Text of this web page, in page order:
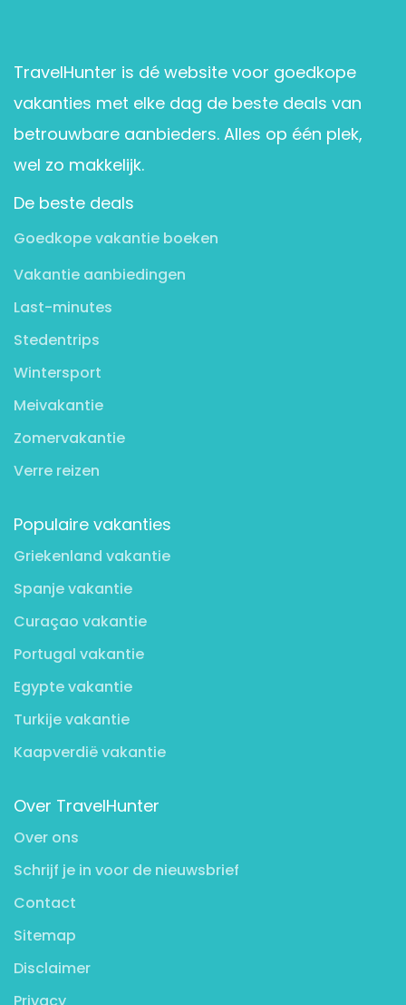
TravelHunter is dé website voor goedkope
vakanties met elke dag de beste deals van
betrouwbare aanbieders. Alles op één plek,
wel zo makkelijk.
De beste deals
Goedkope vakantie boeken
Vakantie aanbiedingen
Last-minutes
Stedentrips
Wintersport
Meivakantie
Zomervakantie
Verre reizen
Populaire vakanties
Griekenland vakantie
Spanje vakantie
Curaçao vakantie
Portugal vakantie
Egypte vakantie
Turkije vakantie
Kaapverdië vakantie
Over TravelHunter
Over ons
Schrijf je in voor de nieuwsbrief
Contact
Sitemap
Disclaimer